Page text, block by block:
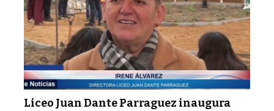
Liceo Juan Dante Parraguez inaugura